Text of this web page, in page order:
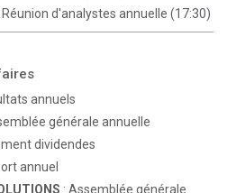
Réunion d'analystes annuelle (17:30)
annuels
générale annuelle
dividendes
annuel
: Assemblée générale